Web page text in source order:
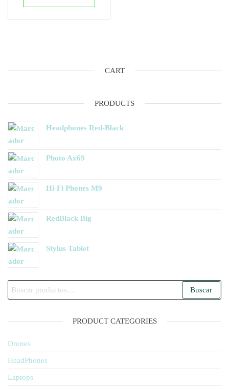
CART
PRODUCTS
Headphones Red-Black
Photo Ax69
Hi-Fi Phones M9
RedBlack Big
Stylus Tablet
Buscar
por:
Buscar
PRODUCT CATEGORIES
Drones
HeadPhones
Laptops